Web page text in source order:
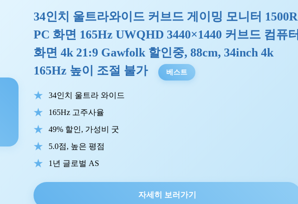
34인치 울트라와이드 커브드 게이밍 모니터 1500R
PC 화면 165Hz UWQHD 3440×1440 커브드 컴퓨터
화면 4k 21:9 Gawfolk 할인중, 88cm, 34inch 4k
165Hz 높이 조절 불가
베스트
34인치 울트라 와이드
165Hz 고주사율
49% 할인, 가성비 굿
5.0점, 높은 평점
1년 글로벌 AS
자세히 보러가기